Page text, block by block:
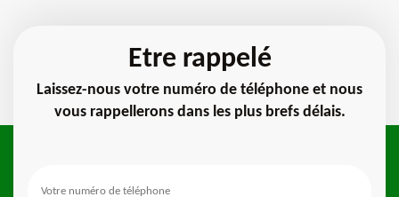
Etre rappelé
Laissez-nous votre numéro de téléphone et nous
vous rappellerons dans les plus brefs délais.